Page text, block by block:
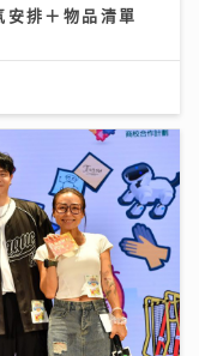
排＋物品清單